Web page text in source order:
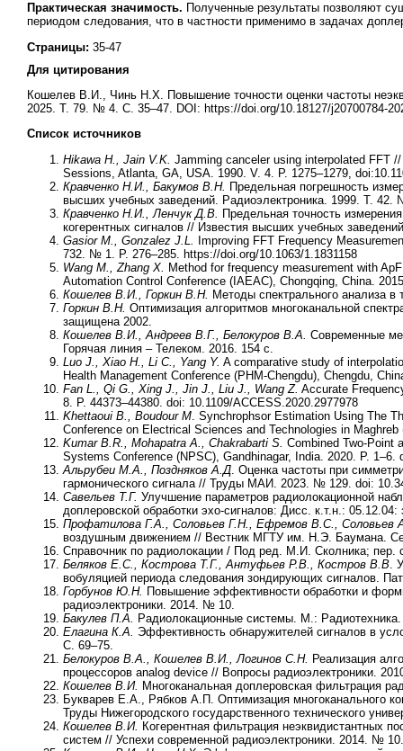
Практическая значимость. Полученные результаты позволяют
периодом следования, что в частности применимо в задачах
Страницы: 35-47
Для цитирования
Кошелев В.И., Чинь Н.Х. Повышение точности оценки частоты
2025. T. 79. № 4. С. 35–47. DOI: https://doi.org/10.18127/j20700784-
Список источников
Hikawa H.,
Jain V.K. Jamming canceler using interpolated FFT
Sessions, Atlanta, GA, USA. 1990. V. 4. P. 1275–1279,
Кравченко Н.И., Бакумов В.Н. Предельная погрешность
высших учебных заведений. Радиоэлектроника. 1999. Т.
Кравченко Н.И., Ленчук Д.В. Предельная точность
когерентных сигналов // Известия высших учебных
Gasior M.,
Gonzalez J.L.
Improving FFT Frequency
732. № 1. P. 276–285. https://doi.org/10.1063/1.1831158
Wang M., Zhang X. Method for frequency measurement with
Automation Control Conference (IAEAC), Chongqing, China.
Кошелев В.И., Горкин В.Н. Методы спектрального анализа
Горкин В.Н. Оптимизация алгоритмов многоканальной
защищена 2002.
Кошелев В.И., Андреев В.Г., Белокуров В.А. Современные
Горячая линия – Телеком. 2016. 154 с.
Luo J., Xiao H., Li C., Yang Y. A comparative study of
Health Management Conference (PHM-Chengdu), Chengdu,
Fan L., Qi G., Xing J., Jin J., Liu J., Wang Z. Accurate
8. P. 44373–44380. doi: 10.1109/ACCESS.2020.2977978
Khettaoui B., Boudour M . Synchrophsor Estimation Using The
Conference on Electrical Sciences and Technologies in
Kumar B.R., Mohapatra A. Chakrabarti S. Combined Two-Point
Systems Conference (NPSC), Gandhinagar, India. 2020. P. 1–6.
Альрубеи М.А., Поздняков А.Д . Оценка частоты при
гармонического сигнала // Труды МАИ. 2023. № 129. doi:
Савельев Т.Г. Улучшение параметров радиолокационной
доплеровской обработки эхо-сигналов: Дисс. к.т.н.:
Профатилова Г.А., Соловьев Г.Н., Ефремов В.С., Соловьев
воздушным движением // Вестник МГТУ им. Н.Э. Баумана.
Справочник по радиолокации / Под ред. М.И. Сколника;
Беляков Е.С., Кострова Т.Г., Антуфьев Р.В., Костров В.В .
вобуляцией периода следования зондирующих сигналов.
Горбунов Ю.Н. Повышение эффективности обработки и
радиоэлектроники. 2014. № 10.
Бакулев П.А.
Радиолокационные системы. М.:
Елагина К.А.
Эффективность обнаружителей сигналов в
С. 69–75.
Белокуров В.А., Кошелев В.И., Логинов С.Н. Реализация
процессоров analog device // Вопросы радиоэлектроники.
Кошелев В.И. Многоканальная доплеровская фильтрация
Букварев Е.А., Рябков А.П. Оптимизация многоканального
Труды Нижегородского государственного технического
Кошелев В.И. Когерентная фильтрация неэквидистантных
систем // Успехи современной радиоэлектроники. 2014. №